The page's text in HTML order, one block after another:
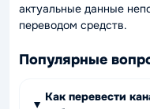
актуальные данные
переводом средств.
Популярные
Как перевести